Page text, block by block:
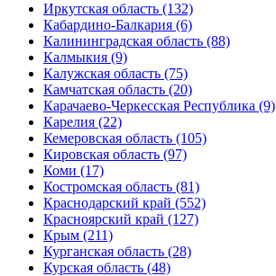
Иркутская область (132)
Кабардино-Балкария (6)
Калининградская область (88)
Калмыкия (9)
Калужская область (75)
Камчатская область (20)
Карачаево-Черкесская Республика (9)
Карелия (22)
Кемеровская область (105)
Кировская область (97)
Коми (17)
Костромская область (81)
Краснодарский край (552)
Красноярский край (127)
Крым (211)
Курганская область (28)
Курская область (48)